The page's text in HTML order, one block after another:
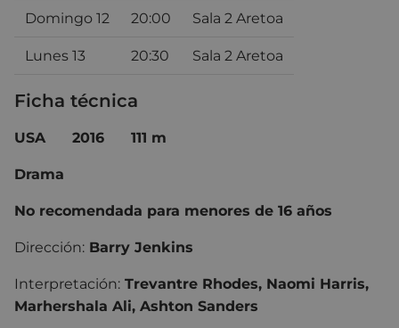
Domingo 12 20:00 Sala 2 Aretoa
Lunes 13 20:30 Sala 2 Aretoa
Ficha técnica
USA 2016 111 m
Drama
No recomendada para menores de 16 años
Dirección: Barry Jenkins
Interpretación: Trevantre Rhodes, Naomi Harris,
Marhershala Ali, Ashton Sanders